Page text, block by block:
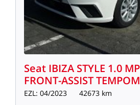
Seat IBIZA STYLE 1.0
FRONT-ASSIST
EZL: 04/2023 42673 km